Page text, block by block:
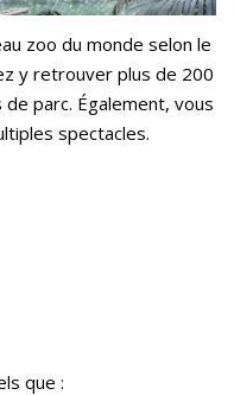
zoo du monde selon le
y retrouver plus de 200
parc. Également, vous
spectacles.
que :